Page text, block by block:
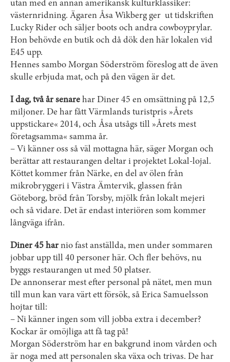
utan med en annan amerikansk kulturklassiker:
västernridning. Ägaren Åsa Wikberg ger ut tidskriften
Lucky Rider och säljer boots och andra cowboyprylar.
Hon behövde en butik och då dök den här lokalen vid
E45 upp.
Hennes sambo Morgan Söderström föreslog att de även
skulle erbjuda mat, och på den vägen är det.
I dag, två år senare har Diner 45 en omsättning på 12,5
miljoner. De har fått Värmlands turistpris »Årets
uppstickare« 2014, och Åsa utsågs till »Årets mest
företagsamma« samma år.
– Vi känner oss så väl mottagna här, säger Morgan och
berättar att restaurangen deltar i projektet Lokal-lojal.
Köttet kommer från Närke, en del av ölen från
mikrobryggeri i Västra Ämtervik, glassen från
Göteborg, bröd från Torsby, mjölk från lokalt mejeri
och så vidare. Det är endast interiören som kommer
långväga ifrån.
Diner 45 harnio fast anställda, men under sommaren
jobbar upp till 40 personer här. Och fler behövs, nu
byggs restaurangen ut med 50 platser.
De annonserar mest efter personal på nätet, men mun
till mun kan vara värt ett försök, så Erica Samuelsson
hojtar till:
– Ni känner ingen som vill jobba extra i december?
Kockar är omöjliga att få tag på!
Morgan Söderström har en bakgrund inom vården och
är noga med att personalen ska växa och trivas. De har